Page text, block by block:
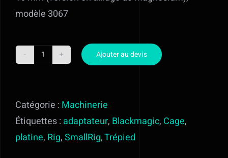
Contact
modèle 3067
quantité
BASEPLATE
DOUBLE
15MM
Ajouter au devis
Catégorie : Machinerie
Étiquettes : adaptateur, Blackmagic, Cage,
platine, Rig,SmallRig,Trépied